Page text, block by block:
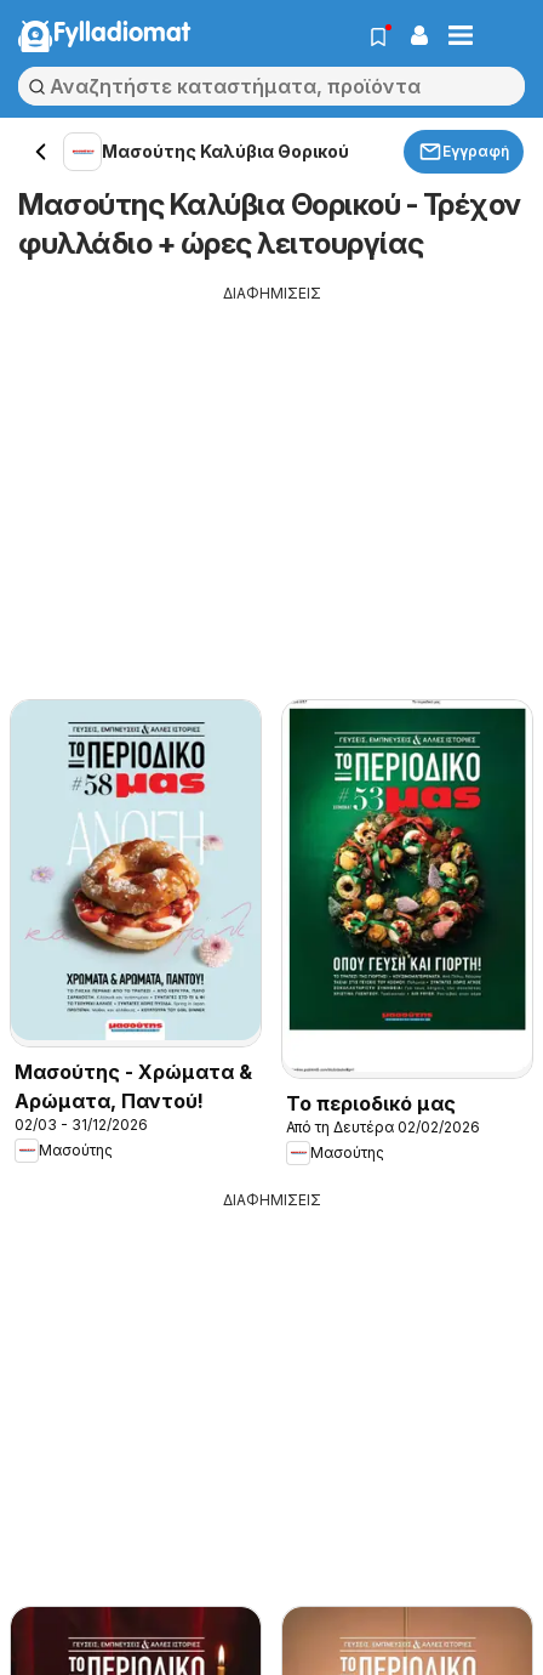
Fylladiomat
Μασούτης Καλύβια Θορικού Εγγραφή
Μασούτης Καλύβια Θορικού - Τρέχον
φυλλάδιο + ώρες λειτουργίας
ΔΙΑΦΗΜΙΣΕΙΣ
Μασούτης - Χρώματα &
Αρώματα, Παντού!
02/03 - 31/12/2026
Μασούτης
Το περιοδικό μας
Από τη Δευτέρα 02/02/2026
Μασούτης
ΔΙΑΦΗΜΙΣΕΙΣ